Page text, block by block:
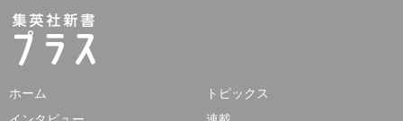
ホーム
トピックス